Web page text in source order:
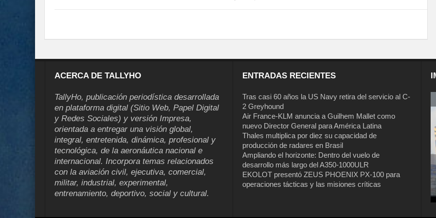
ACERCA DE TALLYHO
TallyHo, publicación periodística desarrollada
en plataforma digital (Sitio Web, Papel Digital
y Redes Sociales) y versión Impresa,
orientada a entregar una visión global,
integral, entretenida, dinámica, profesional y
tecnológica, de la aeronáutica nacional e
internacional. Incorpora temas relacionados
con la aviación civil, ejecutiva, comercial,
militar, industrial, experimental,
entrenamiento, deportivo, social y cultural.
ENTRADAS RECIENTES
Tras casi 60 años la US Navy retira del servicio al C-
2 Greyhound
Air France-KLM anuncia a Guilhem Mallet como
nuevo Director General para América Latina
Thales multiplica por diez su capacidad de
producción de radares en Brasil
Ampliando el horizonte: Dentro del vuelo de
desarrollo más largo del A350-1000ULR
EKOLOT presentó ZEUS PHOENIX PX-100 para
operaciones tácticas y las misiones críticas
Tras casi 60 años la US Navy retira del
servicio al C-2 Greyhound